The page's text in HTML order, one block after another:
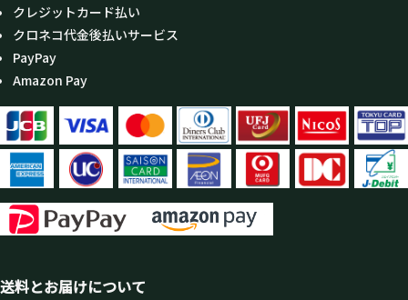
クレジットカード払い
クロネコ代金後払いサービス
PayPay
Amazon Pay
送料とお届けについて